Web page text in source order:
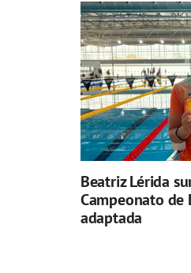
Beatriz Lérida
Campeonato de
adaptada